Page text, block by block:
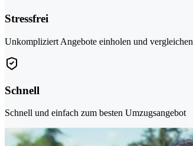
Stressfrei
Unkompliziert Angebote einholen und vergleichen
Schnell
Schnell und einfach zum besten Umzugsangebot